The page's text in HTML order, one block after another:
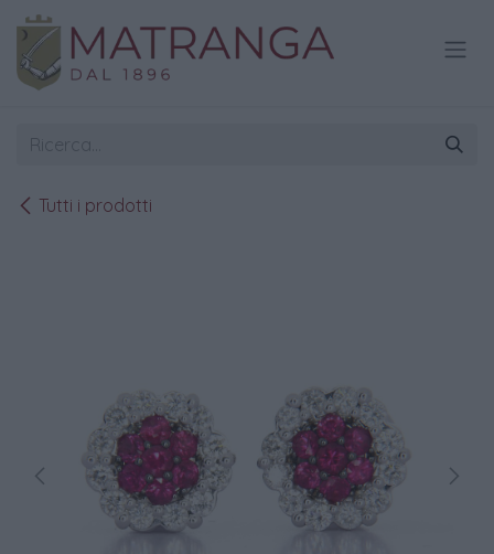
Passa al contenuto
Tutti i prodotti